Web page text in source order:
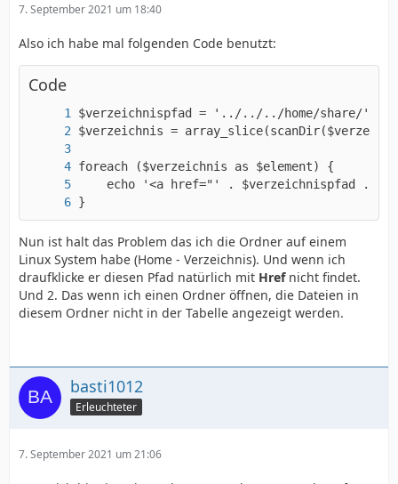
7. September 2021 um 18:40
Also ich habe mal folgenden Code benutzt:
Code
}
Nun ist halt das Problem das ich die Ordner auf einem
Linux System habe (Home - Verzeichnis). Und wenn ich
draufklicke er diesen Pfad natürlich mit Href nicht findet.
Und 2. Das wenn ich einen Ordner öffnen, die Dateien in
diesem Ordner nicht in der Tabelle angezeigt werden.
basti1012
Erleuchteter
7. September 2021 um 21:06